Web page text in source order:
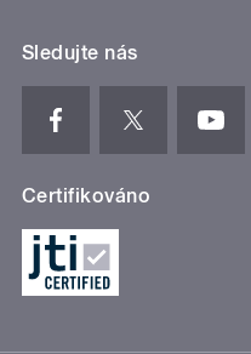
Sledujte nás
Certifikováno